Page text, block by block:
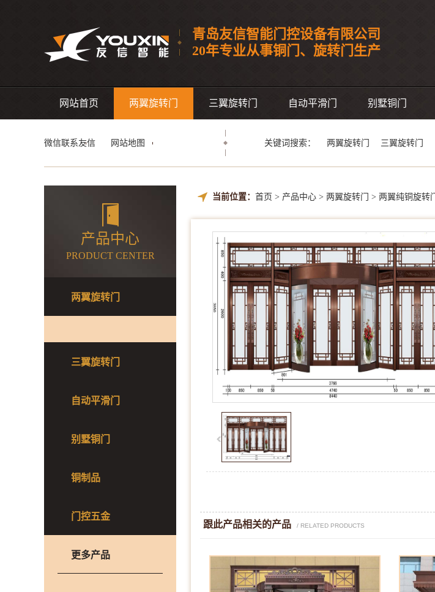
青岛友信智能门控设备有限公司
20年专业从事铜门、旋转门生产
网站首页 两翼旋转门 三翼旋转门 自动平滑门 别墅铜门
微信联系友信 网站地图 关键词搜索： 两翼旋转门 三翼旋转门
当前位置： 首页 > 产品中心 > 两翼旋转门 > 两翼纯铜旋转门
跟此产品相关的产品 / RELATED PRODUCTS
产品中心
PRODUCT CENTER
两翼旋转门
三翼旋转门
自动平滑门
别墅铜门
铜制品
门控五金
更多产品